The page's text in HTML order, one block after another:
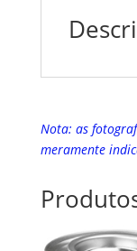
Nota: as
meramente